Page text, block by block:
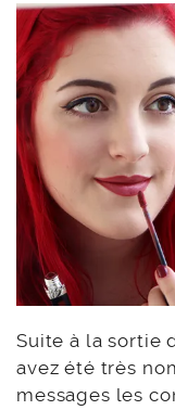
Suite à la sortie
avez été très
messages les